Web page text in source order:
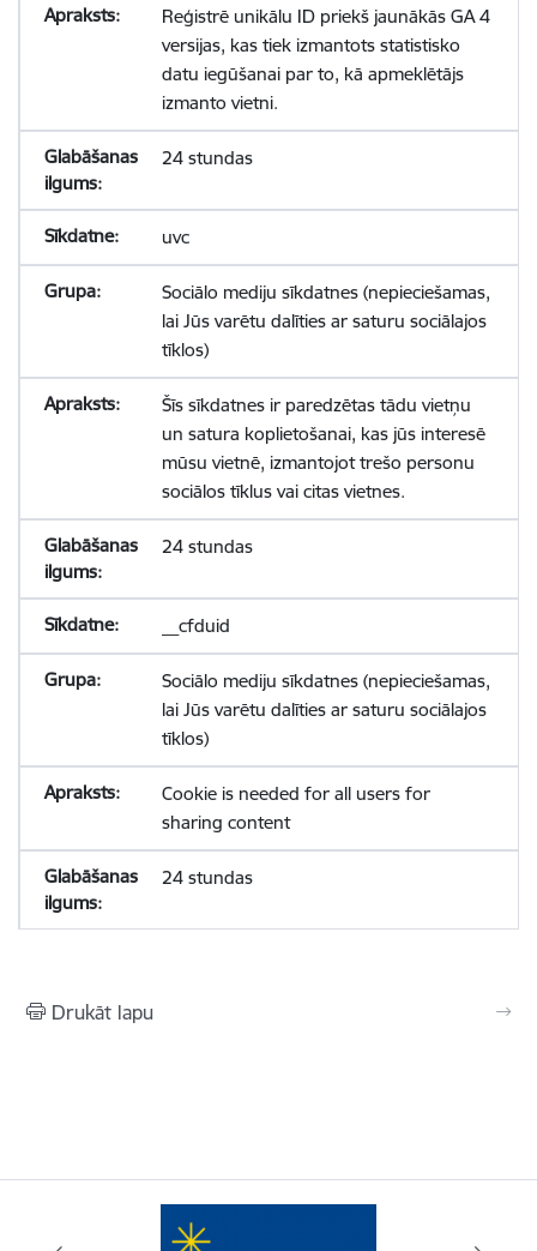
Reģistrē unikālu ID priekš jaunākās GA 4
versijas, kas tiek izmantots statistisko
datu iegūšanai par to, kā apmeklētājs
izmanto vietni.
24 stundas
uvc
Sociālo mediju sīkdatnes (nepieciešamas,
lai Jūs varētu dalīties ar saturu sociālajos
tīklos)
Šīs sīkdatnes ir paredzētas tādu vietņu
un satura koplietošanai, kas jūs interesē
mūsu vietnē, izmantojot trešo personu
sociālos tīklus vai citas vietnes.
24 stundas
__cfduid
Sociālo mediju sīkdatnes (nepieciešamas,
lai Jūs varētu dalīties ar saturu sociālajos
tīklos)
Cookie is needed for all users for
sharing content
24 stundas
Drukāt lapu